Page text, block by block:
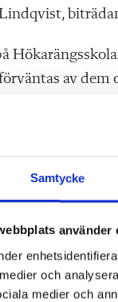
Samtycke
använder
och
medier och
av
människor.
det handlar
och